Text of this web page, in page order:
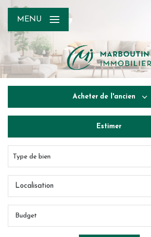
MENU
Acheter de l'ancien
Estimer
Type de bien
Localisation
Budget